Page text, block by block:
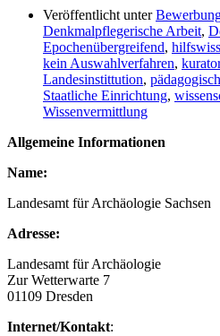
Veröffentlicht unter
Denkmalpflegerische Arbeit,
Epochenübergreifend,
kein Auswahlverfahren,
Landesinstittution,
Staatliche Einrichtung,
Wissenvermittlung
Allgemeine Informationen
Name:
Landesamt für Archäologie Sachsen
Adresse:
Landesamt für Archäologie
Zur Wetterwarte 7
01109 Dresden
Internet/Kontakt: